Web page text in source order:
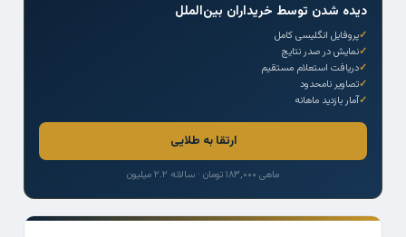
دیده شدن توسط خریداران بین‌الملل
پروفایل انگلیسی کامل
نمایش در صدر نتایج
دریافت استعلام مستقیم
تصاویر نامحدود
آمار بازدید ماهانه
ارتقا به طلایی
ماهی ۱۸۳,۰۰۰ تومان · سالانه ۲.۲ میلیون